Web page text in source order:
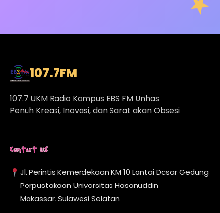
107.7FM
107.7 UKM Radio Kampus EBS FM Unhas
Penuh Kreasi, Inovasi, dan Sarat akan Obsesi
Contact Us
Jl. Perintis Kemerdekaan KM 10 Lantai Dasar Gedung
Perpustakaan Universitas Hasanuddin
Makassar, Sulawesi Selatan